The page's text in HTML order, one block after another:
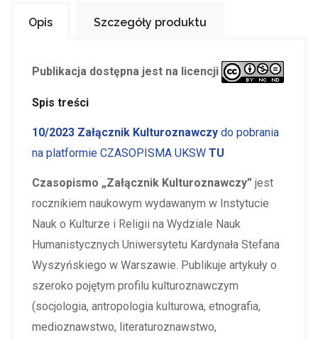
Opis Szczegóły produktu
Publikacja dostępna jest na licencji
Spis treści
10/2023 Załącznik Kulturoznawczy do pobrania
na platformie CZASOPISMA UKSW TU
Czasopismo „Załącznik Kulturoznawczy” jest
rocznikiem naukowym wydawanym w Instytucie
Nauk o Kulturze i Religii na Wydziale Nauk
Humanistycznych Uniwersytetu Kardynała Stefana
Wyszyńskiego w Warszawie. Publikuje artykuły o
szeroko pojętym profilu kulturoznawczym
(socjologia, antropologia kulturowa, etnografia,
medioznawstwo, literaturoznawstwo,